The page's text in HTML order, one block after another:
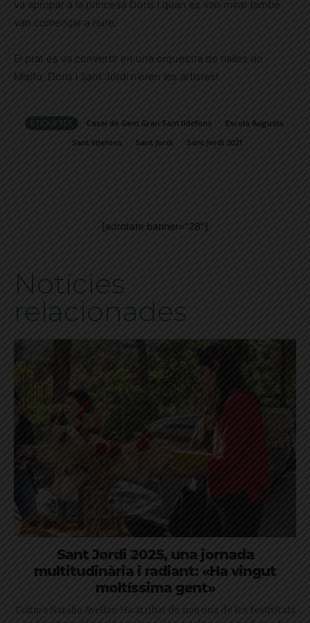
va apropar a la princesa Doris i quan es van mirar també
van començar a riure.
El prat es va convertir en una orquestra de rialles on
Misifú, Doris i Sant Jordi n’eren les artistes!
ETIQUETES Casal de Gent Gran Sant Ildefons
Escola Augusta
Sant Ildefons
Sant Jordi Sant Jordi 2021
[adrotate banner="28"]
Notícies
relacionades
Sant Jordi 2025, una jornada
multitudinària i radiant: «Ha vingut
moltíssima gent»
Cultura Natalia Avellan Ha arribat de nou una de les festivitats